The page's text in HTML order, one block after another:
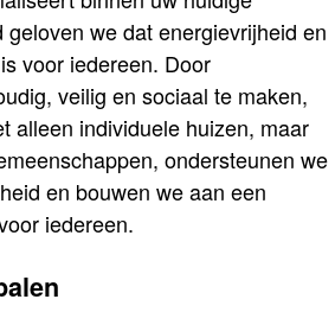
we dat energievrijheid en
voor iedereen. Door
veilig en sociaal te maken,
alleen individuele huizen, maar
ondersteunen we
en bouwen we aan een
iedereen.